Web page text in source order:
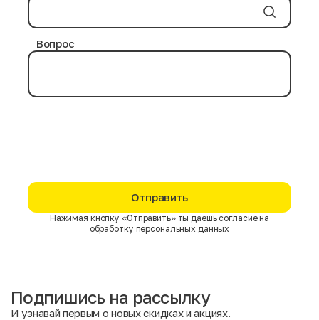
Вопрос
Отправить
Нажимая кнопку «Отправить» ты даешь согласие на
обработку персональных данных
Подпишись на рассылку
И узнавай первым о новых скидках и акциях.